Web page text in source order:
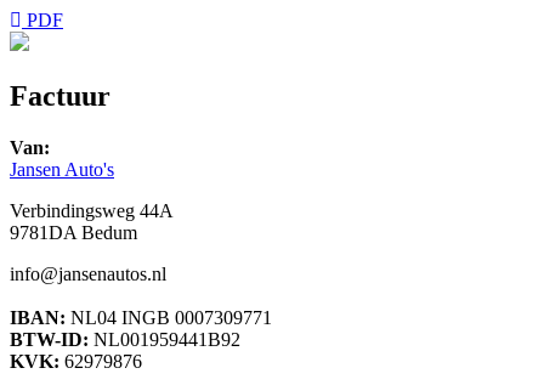
PDF
Factuur
Van:
Jansen Auto's
Verbindingsweg 44A
9781DA Bedum
info@jansenautos.nl
IBAN: NL04 INGB 0007309771
BTW-ID: NL001959441B92
KVK: 62979876